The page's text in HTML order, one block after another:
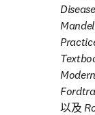
Disease
以及